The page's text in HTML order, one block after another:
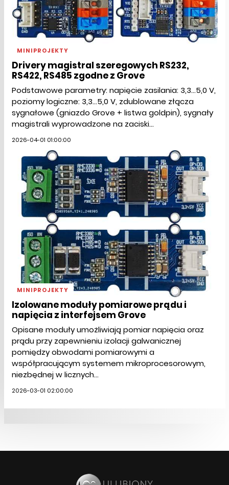
MINIPROJEKTY
Drivery magistral szeregowych RS232,
RS422, RS485 zgodne z Grove
Podstawowe parametry: napięcie zasilania: 3,3...5,0 V,
poziomy logiczne: 3,3...5,0 V, zdublowane złącza
sygnałowe (gniazdo Grove + listwa goldpin), sygnały
magistrali wyprowadzone na zaciski...
2026-04-01 01:00:00
MINIPROJEKTY
Izolowane moduły pomiarowe prądu i
napięcia z interfejsem Grove
Opisane moduły umożliwiają pomiar napięcia oraz
prądu przy zapewnieniu izolacji galwanicznej
pomiędzy obwodami pomiarowymi a
współpracującym systemem mikroprocesorowym,
niezbędnej w licznych...
2026-03-01 02:00:00